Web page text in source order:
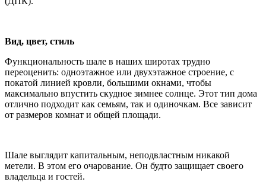
Вид, цвет, стиль
Функциональность шале в наших широтах трудно
переоценить: одноэтажное или двухэтажное строение, с
покатой линией кровли, большими окнами, чтобы
максимально впустить скудное зимнее солнце. Этот тип дома
отлично подходит как семьям, так и одиночкам. Все зависит
от размеров комнат и общей площади.
Шале выглядит капитальным, неподвластным никакой
метели. В этом его очарование. Он будто защищает своего
владельца и гостей.